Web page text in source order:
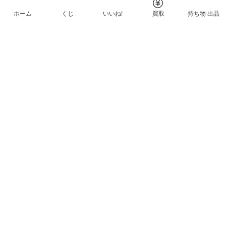
ホーム くじ いいね! 買取 持ち物 出品